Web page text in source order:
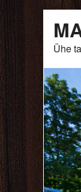
content
Ühe